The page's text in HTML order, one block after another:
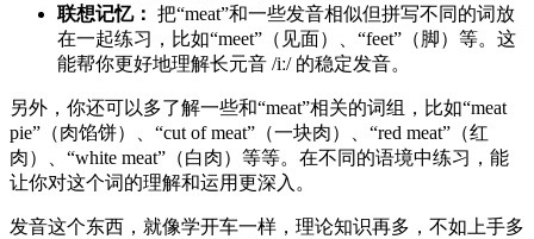
联想记忆： 把“meat”和一些发音相似但拼写不同的词放
在一起练习，比如“meet”（见面）、“feet”（脚）等。这
能帮你更好地理解长元音 /iː/ 的稳定发音。
另外，你还可以多了解一些和“meat”相关的词组，比如“meat
pie”（肉馅饼）、“cut of meat”（一块肉）、“red meat”（红
肉）、“white meat”（白肉）等等。在不同的语境中练习，能
让你对这个词的理解和运用更深入。
发音这个东西，就像学开车一样，理论知识再多，不如上手多